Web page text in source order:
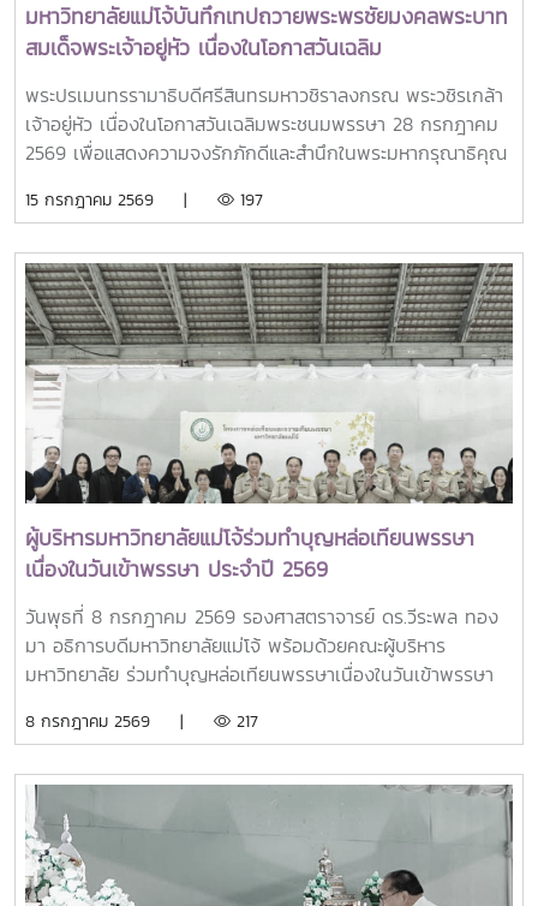
ฟิลิปปินส์ผู้มีผลงานโดดเด่นด้านการศึกษาและภาวะผู้นำทาง
วิชาการ รวมถึงบทบาทสำคัญในการส่งเสริมและเชื่อมโยงความ
ร่วมมือระหว่างประเทศ โดยเฉพาะระหว่างสถาบันอุดมศึกษาใน
ภูมิภาคเอเชียตะวันออกเฉียงใต้เกียรติประวัติเหล่านี้สะท้อนถึงเส้น
ทางแห่งความมุ่งมั่นในการนำความรู้และประสบการณ์จากการ
ศึกษาไปพัฒนาสถาบันการศึกษา สังคม และชุมชน ตลอดจน
สร้างเครือข่ายความร่วมมือทางวิชาการในระดับนานาชาติอย่างต่อ
เนื่องอีกหนึ่งความภาคภูมิใจของมหาวิทยาลัยแม่โจ้และ
ประเทศไทยการได้รับ Outstanding SEARCA Scholarship
Alumni (OSSA) Awards 2026 จึงถือเป็นอีกหนึ่งเกียรติยศ
สำคัญที่ต่อยอดจากการได้รับการยอมรับในระดับนานาชาติของ
รศ. ดร.วีระพล ทองมา และสะท้อนถึงความต่อเนื่องของผลงาน
ด้าน ภาวะผู้นำทางการศึกษา การพัฒนาการเกษตรและชนบท
การพัฒนาชุมชน และการสร้างความร่วมมือระดับภูมิภาคและ
นานาชาติรางวัลครั้งนี้มิได้เป็นเพียงความสำเร็จส่วนบุคคลของ
รศ. ดร.วีระพล ทองมา เท่านั้น แต่ยังเป็นอีกหนึ่งความภาคภูมิใจ
ของ มหาวิทยาลัยแม่โจ้ ประเทศไทย และเครือข่ายศิษย์เก่า
มหาวิทยาลัยด้านการเกษตรที่มุ่งสร้างองค์ความรู้ นวัตกรรม และ
การพัฒนาที่ตอบโจทย์ชุมชนและสังคม พร้อมเชื่อมโยงความร่วม
มือกับสถาบันการศึกษาและเครือข่ายนานาชาติประชาคม
มหาวิทยาลัยแม่โจ้ขอร่วมแสดงความยินดีและความภาคภูมิใจกับ
รองศาสตราจารย์ ดร.วีระพล ทองมา อธิการบดีมหาวิทยาลัยแม่
โจ้ ในโอกาสได้รับรางวัล Outstanding SEARCA Scholarship
Alumni (OSSA) Awards 2026 อันทรงเกียรติรางวัลนี้เป็น
ประจักษ์พยานถึงความมุ่งมั่น ทุ่มเท และการอุทิศตนตลอดเส้น
ทางการทำงานเพื่อยกระดับการศึกษา พัฒนาภาคการเกษตร
เสริมสร้างความเข้มแข็งของชุมชน และขยายเครือข่ายความร่วม
มือในระดับนานาชาติ อันนำมาซึ่งการยอมรับในระดับภูมิภาค และ
สร้างชื่อเสียงและความภาคภูมิใจให้แก่มหาวิทยาลัยแม่โจ้และ
ประเทศไทย
มหาวิทยาลัยแม่โจ้บันทึกเทปถวายพระพรชัยมงคลพระบาท
สมเด็จพระเจ้าอยู่หัว เนื่องในโอกาสวันเฉลิม
พระชนมพรรษา 28 กรกฎาคม 2569
พระปรเมนทรรามาธิบดีศรีสินทรมหาวชิราลงกรณ พระวชิรเกล้า
เจ้าอยู่หัว เนื่องในโอกาสวันเฉลิมพระชนมพรรษา 28 กรกฎาคม
2569 เพื่อแสดงความจงรักภักดีและสำนึกในพระมหากรุณาธิคุณ
15 กรกฎาคม 2569 | 197
ผู้บริหารมหาวิทยาลัยแม่โจ้ร่วมทำบุญหล่อเทียนพรรษา
เนื่องในวันเข้าพรรษา ประจำปี 2569
วันพุธที่ 8 กรกฎาคม 2569 รองศาสตราจารย์ ดร.วีระพล ทอง
มา อธิการบดีมหาวิทยาลัยแม่โจ้ พร้อมด้วยคณะผู้บริหาร
มหาวิทยาลัย ร่วมทำบุญหล่อเทียนพรรษาเนื่องในวันเข้าพรรษา
8 กรกฎาคม 2569 | 217